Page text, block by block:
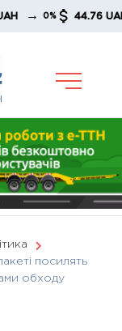
0% 44.76 UAH →
посилять
обходу